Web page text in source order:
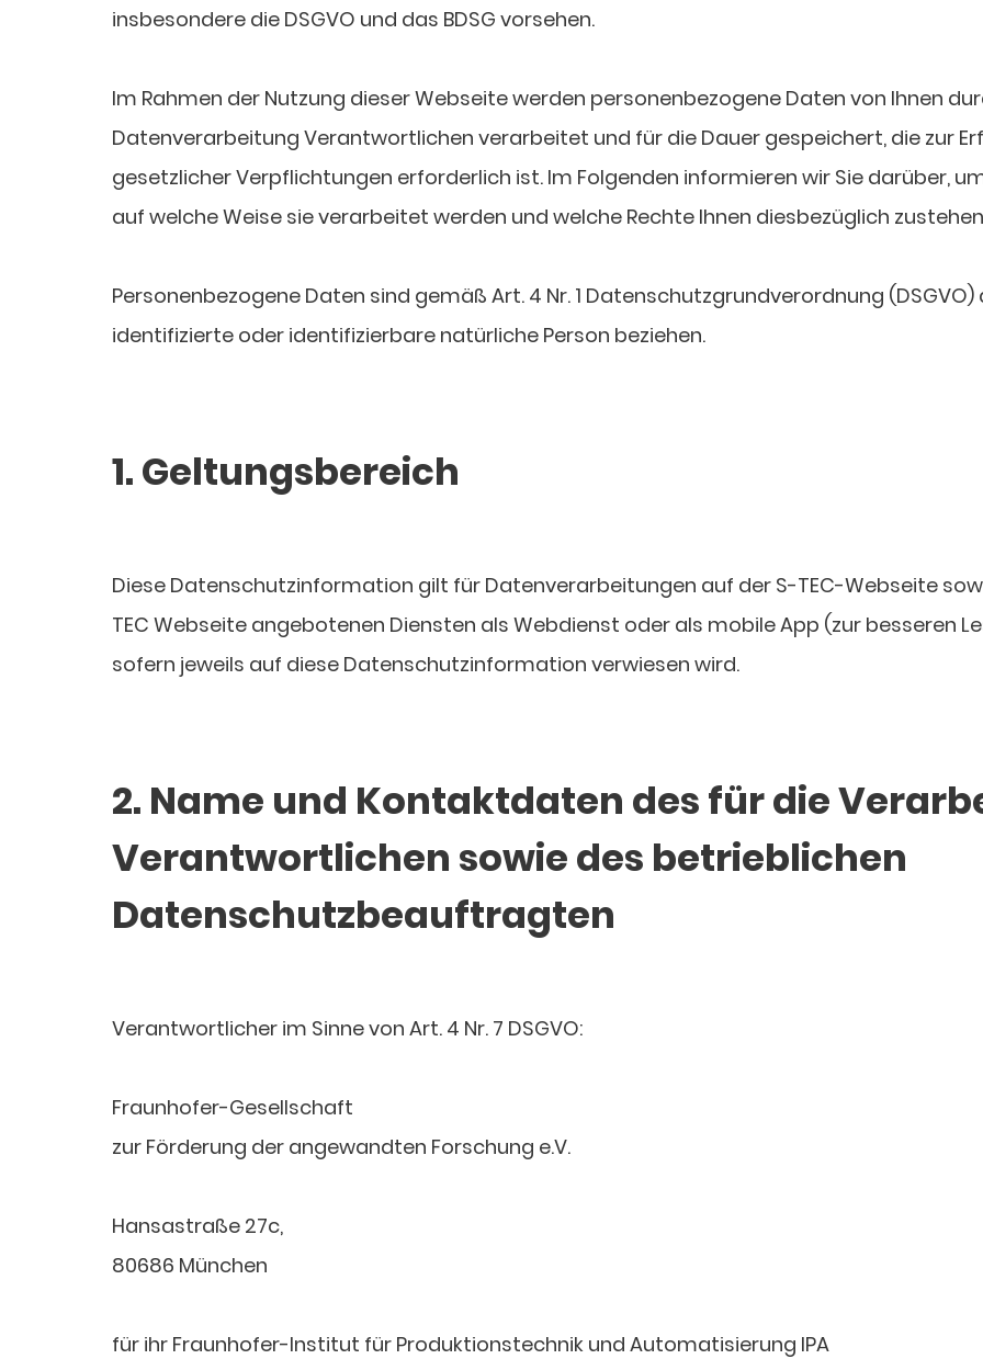
insbesondere die DSGVO und das BDSG vorsehen.
Im Rahmen der Nutzung dieser Webseite werden personenbezogene Daten von Ihnen
Datenverarbeitung Verantwortlichen verarbeitet und für die Dauer gespeichert, die zur
gesetzlicher Verpflichtungen erforderlich ist. Im Folgenden informieren wir Sie darüber,
auf welche Weise sie verarbeitet werden und welche Rechte Ihnen diesbezüglich
Personenbezogene Daten sind gemäß Art. 4 Nr. 1 Datenschutzgrundverordnung
identifizierte oder identifizierbare natürliche Person beziehen.
1. Geltungsbereich
Diese Datenschutzinformation gilt für Datenverarbeitungen auf der S-TEC-Webseite
TEC Webseite angebotenen Diensten als Webdienst oder als mobile App (zur besseren
sofern jeweils auf diese Datenschutzinformation verwiesen wird.
2. Name und Kontaktdaten des für die
Verantwortlichen sowie des betrieblichen
Datenschutzbeauftragten
Verantwortlicher im Sinne von Art. 4 Nr. 7 DSGVO:
Fraunhofer-Gesellschaft
zur Förderung der angewandten Forschung e.V.
Hansastraße 27c,
80686 München
für ihr Fraunhofer-Institut für Produktionstechnik und Automatisierung IPA